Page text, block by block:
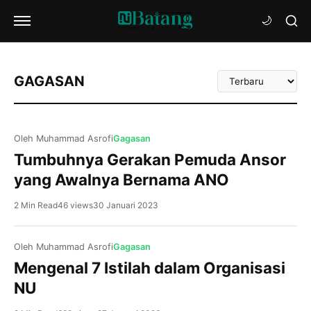
GAGASAN
Urutkan
Artikel
Oleh Muhammad AsrofiGagasan
Tumbuhnya Gerakan Pemuda Ansor
yang Awalnya Bernama ANO
2 Min Read46 views30 Januari 2023
Oleh Muhammad AsrofiGagasan
Mengenal 7 Istilah dalam Organisasi
NU